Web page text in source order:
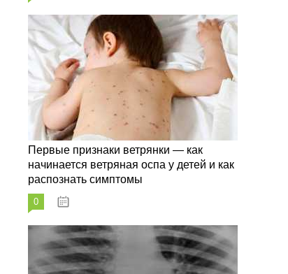
Первые признаки ветрянки — как
начинается ветряная оспа у детей и как
распознать симптомы
0